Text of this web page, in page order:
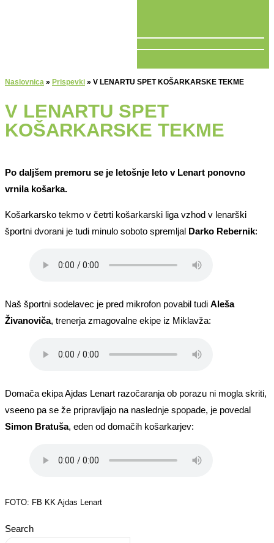
Naslovnica » Prispevki » V LENARTU SPET KOŠARKARSKE TEKME
V LENARTU SPET
KOŠARKARSKE TEKME
Po daljšem premoru se je letošnje leto v Lenart ponovno
vrnila košarka.
Košarkarsko tekmo v četrti košarkarski liga vzhod v lenarški
športni dvorani je tudi minulo soboto spremljal Darko Rebernik:
Naš športni sodelavec je pred mikrofon povabil tudi Aleša
Živanoviča, trenerja zmagovalne ekipe iz Miklavža:
Domača ekipa Ajdas Lenart razočaranja ob porazu ni mogla skriti,
vseeno pa se že pripravljajo na naslednje spopade, je povedal
Simon Bratuša, eden od domačih košarkarjev:
FOTO: FB KK Ajdas Lenart
Search